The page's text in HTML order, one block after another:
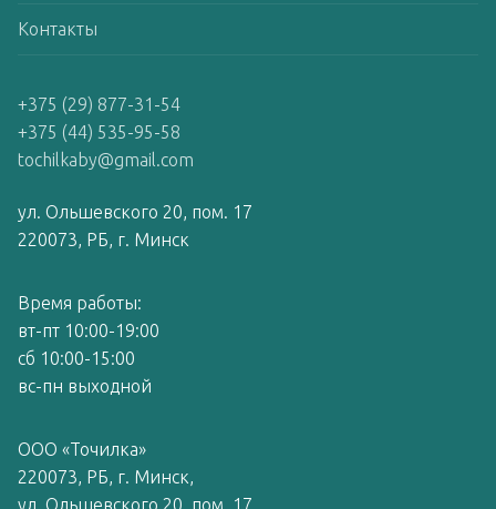
Контакты
+375 (29) 877-31-54
+375 (44) 535-95-58
tochilkaby@gmail.com
ул. Ольшевского 20, пом. 17
220073, РБ, г. Минск
Время работы:
вт-пт 10:00-19:00
сб 10:00-15:00
вс-пн выходной
ООО «Точилка»
220073, РБ, г. Минск,
ул. Ольшевского 20, пом. 17